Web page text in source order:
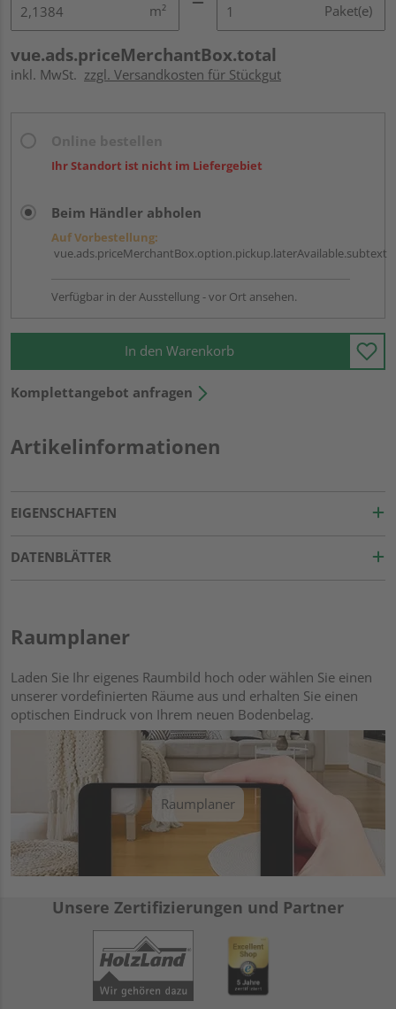
m² Paket(e)
vue.ads.priceMerchantBox.total
inkl. MwSt. zzgl. Versandkosten für Stückgut
Ihr Standort ist nicht im Liefergebiet
Beim Händler abholen
Auf Vorbestellung:
vue.ads.priceMerchantBox.option.pickup.laterAvailable.subtext
Verfügbar in der Ausstellung - vor Ort ansehen.
In den Warenkorb
Komplettangebot anfragen
Artikelinformationen
EIGENSCHAFTEN
DATENBLÄTTER
Raumplaner
Laden Sie Ihr eigenes Raumbild hoch oder wählen Sie einen
unserer vordefinierten Räume aus und erhalten Sie einen
optischen Eindruck von Ihrem neuen Bodenbelag.
Raumplaner
Unsere Zertifizierungen und Partner